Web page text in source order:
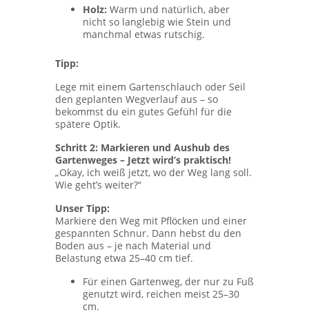
Holz: Warm und natürlich, aber
nicht so langlebig wie Stein und
manchmal etwas rutschig.
Tipp:
Lege mit einem Gartenschlauch oder Seil
den geplanten Wegverlauf aus – so
bekommst du ein gutes Gefühl für die
spätere Optik.
Schritt 2: Markieren und Aushub des
Gartenweges – Jetzt wird’s praktisch!
„Okay, ich weiß jetzt, wo der Weg lang soll.
Wie geht’s weiter?“
Unser Tipp:
Markiere den Weg mit Pflöcken und einer
gespannten Schnur. Dann hebst du den
Boden aus – je nach Material und
Belastung etwa 25–40 cm tief.
Für einen Gartenweg, der nur zu Fuß
genutzt wird, reichen meist 25–30
cm.